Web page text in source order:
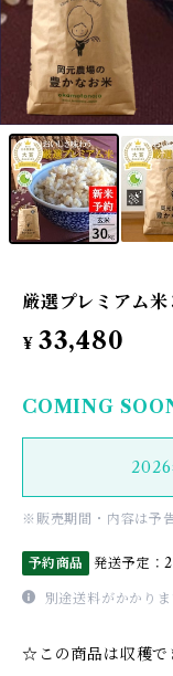
厳選プレミアム
¥ 33,480
COMING
※販売期間・内容は予
予約商品 発送予定：
別途送料がかかり
☆この商品は収穫で